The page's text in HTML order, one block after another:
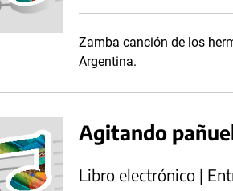
Zamba canción de los
Argentina.
Agitando
Libro electrónico |